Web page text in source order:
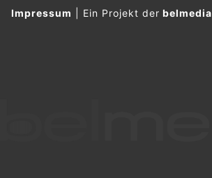
Impressum Ein Projekt derbelmedia